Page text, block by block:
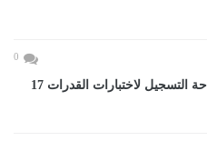
0
تنسيق الجامعات 2026.. إتاحة التسجيل لاختبارات القدرات 17